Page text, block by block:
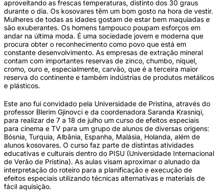
aproveitando as frescas temperaturas, distinto dos 30 graus
durante o dia. Os kosovares têm um bom gosto na hora de vestir.
Mulheres de todas as idades gostam de estar bem maquiadas e
são exuberantes. Os homens tampouco poupam esforços em
andar na última moda. É uma sociedade jovem e moderna que
procura obter o reconhecimento como povo que está em
constante desenvolvimento. As empresas de extração mineral
contam com importantes reservas de zinco, chumbo, níquel,
cromo, ouro e, especialmente, carvão, que é a terceira maior
reserva do continente e também indústrias de produtos metálicos
e plásticos.
Este ano fui convidado pela Universidade de Pristina, através do
professor Blerim Gjinovci e da coordenadora Saranda Krasniqi,
para realizar de 7 a 18 de julho um curso de efeitos especiais
para cinema e TV para um grupo de alunos de diversas origens:
Bósnia, Turquia, Albânia, Espanha, Malásia, Holanda, além de
alunos kosovares. O curso faz parte de distintas atividades
educativas e culturais dentro do PISU (Universidade Internacional
de Verão de Pristina). As aulas visam aproximar o alunado da
interpretação do roteiro para a planificação e execução de
efeitos especiais utilizando técnicas alternativas e materiais de
fácil aquisição.